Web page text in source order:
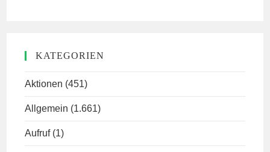
KATEGORIEN
Aktionen (451)
Allgemein (1.661)
Aufruf (1)